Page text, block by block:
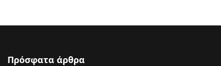
Πρόσφατα άρθρα